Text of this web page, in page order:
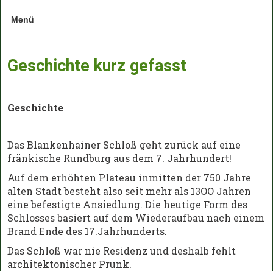
Menü
Geschichte kurz gefasst
Geschichte
Das Blankenhainer Schloß geht zurück auf eine
fränkische Rundburg aus dem 7. Jahrhundert!
Auf dem erhöhten Plateau inmitten der 750 Jahre
alten Stadt besteht also seit mehr als 13OO Jahren
eine befestigte Ansiedlung. Die heutige Form des
Schlosses basiert auf dem Wiederaufbau nach einem
Brand Ende des 17.Jahrhunderts.
Das Schloß war nie Residenz und deshalb fehlt
architektonischer Prunk.